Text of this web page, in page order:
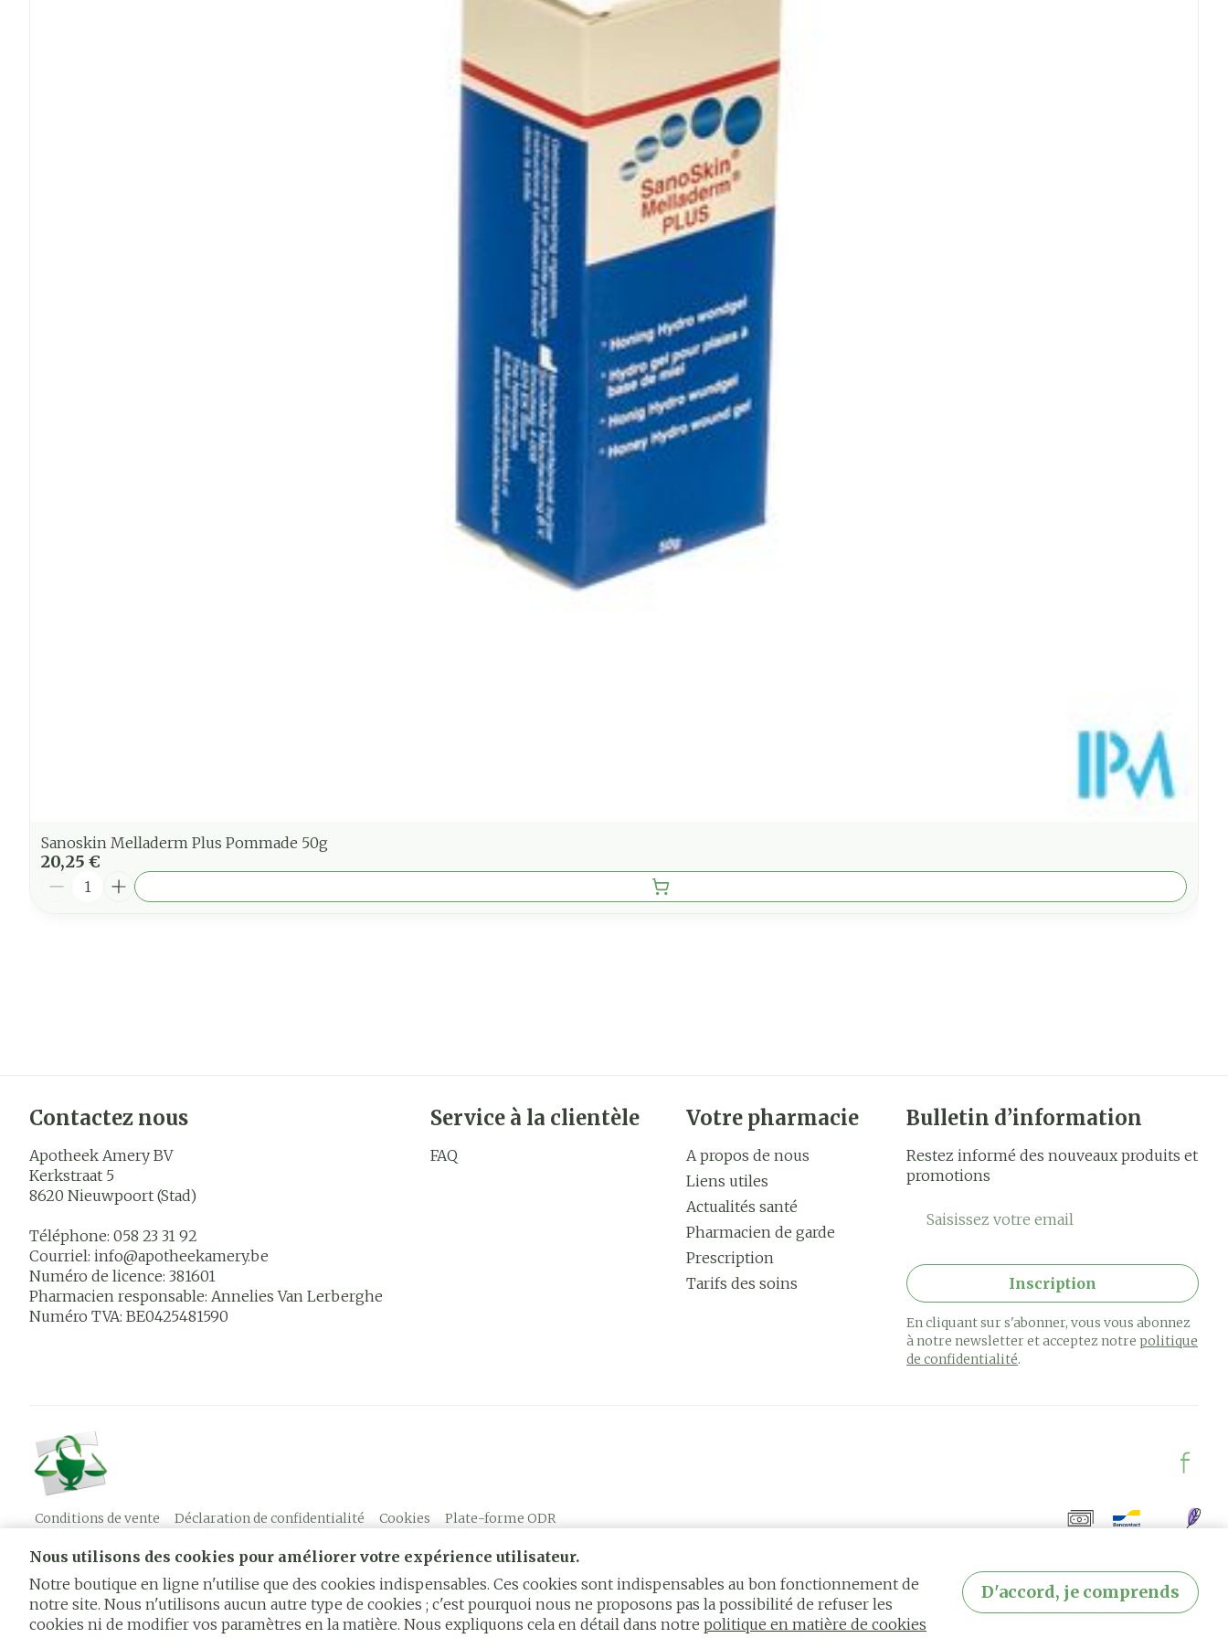
Nous utilisons des cookies pour améliorer votre expérience utilisateur.
Notre boutique en ligne n'utilise que des cookies indispensables. Ces cookies sont indispensables au bon fonctionnement de
notre site. Nous n'utilisons aucun autre type de cookies ; c'est pourquoi nous ne proposons pas la possibilité de refuser les
cookies ni de modifier vos paramètres en la matière. Nous expliquons cela en détail dans notre politique en matière de cookies
D'accord, je comprends
Sanoskin Melladerm Plus Pommade 50g
20,25 €
Quantité
Contactez nous
Apotheek Amery BV
Kerkstraat 5
8620 Nieuwpoort (Stad)
Téléphone: 058 23 31 92
Courriel: info@apotheekamery.be
Numéro de licence: 381601
Pharmacien responsable: Annelies Van Lerberghe
Numéro TVA: BE0425481590
Service à la clientèle
FAQ
Votre pharmacie
A propos de nous
Liens utiles
Actualités santé
Pharmacien de garde
Prescription
Tarifs des soins
Bulletin d’information
Restez informé des nouveaux produits et
promotions
Adresse mail
Inscription
En cliquant sur s'abonner, vous vous abonnez
à notre newsletter et acceptez notrepolitique
de confidentialité.
Conditions de vente Déclaration de confidentialité Cookies Plate-forme ODR